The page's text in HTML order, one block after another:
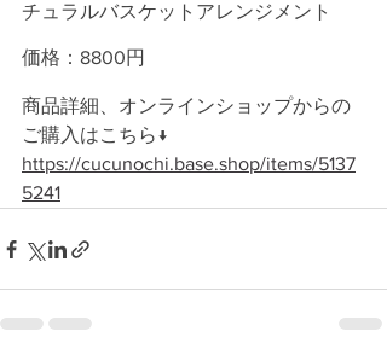
チュラルバスケットアレンジメント
価格：8800円
商品詳細、オンラインショップからの
ご購入はこちら↓
https://cucunochi.base.shop/items/5137
5241